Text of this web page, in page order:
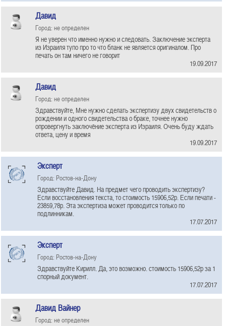
Давид
Город: не определен
Я не уверен что именно нужно и следовать. Заключение эксперта
из Израиля тупо про то что бланк не является оригиналом. Про
печать он там ничего не говорит
19.09.2017
Давид
Город: не определен
Здравствуйте, Мне нужно сделать экспертизу двух свидетельств о
рождении и одного свидетельства о браке, точнее нужно
опровергнуть заключёние эксперта из Израиля. Очень буду ждать
ответа, цену и время
19.09.2017
Эксперт
Город: Ростов-на-Дону
Здравствуйте Давид. На предмет чего проводить экспертизу?
Если восстановления текста, то стоимость 15906,52р. Если печати -
23859,78р. Эта экспертиза может проводится только по
подлинникам.
17.07.2017
Эксперт
Город: Ростов-на-Дону
Здравствуйте Кирилл. Да, это возможно. стоимость 15906,52р за 1
спорный документ.
17.07.2017
Давид Вайнер
Город: не определен